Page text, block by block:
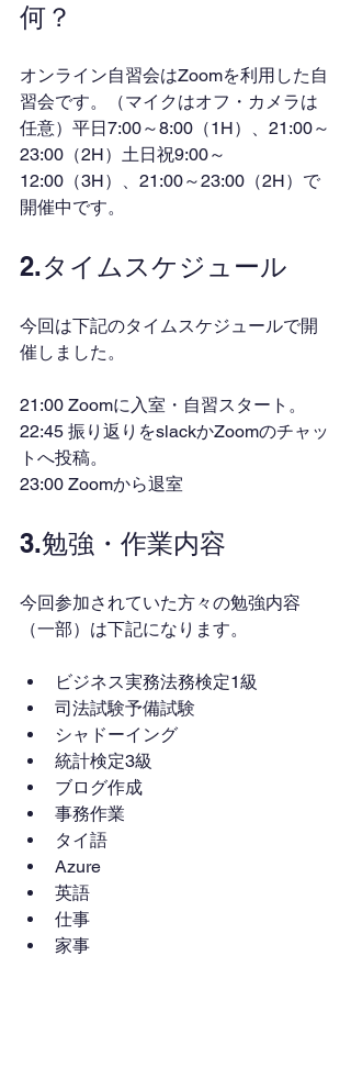
何？
オンライン自習会はZoomを利用した自
習会です。（マイクはオフ・カメラは
任意）平日7:00～8:00（1H）、21:00～
23:00（2H）土日祝9:00～
12:00（3H）、21:00～23:00（2H）で
開催中です。
2.タイムスケジュール
今回は下記のタイムスケジュールで開
催しました。
21:00 Zoomに入室・自習スタート。
22:45 振り返りをslackかZoomのチャッ
トへ投稿。
23:00 Zoomから退室
3.勉強・作業内容
今回参加されていた方々の勉強内容
（一部）は下記になります。
ビジネス実務法務検定1級
司法試験予備試験
シャドーイング
統計検定3級
ブログ作成
事務作業
タイ語
Azure
英語
仕事
家事